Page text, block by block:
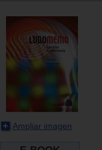
Ampliar imagen